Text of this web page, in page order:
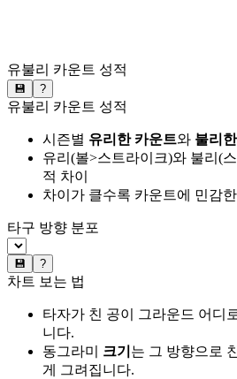
유불리 카운트 성적
💾 ?
유불리 카운트 성적
시즌별 유리한 카운트와 불리
유리(볼>스트라이크)와 불리(
적 차이
차이가 클수록 카운트에 민감
타구 방향 분포
💾 ?
차트 보는 법
타자가 친 공이 그라운드 어디
니다.
동그라미 크기 는 그 방향으로
게 그려집니다.